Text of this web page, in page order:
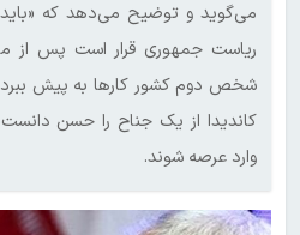
می‌گوید و توضیح می‌دهد که
ریاست جمهوری قرار است پس از
شخص دوم کشور کار‌ها به پیش
کاندیدا از یک جناح را حسن دانست،
وارد عرصه شوند.